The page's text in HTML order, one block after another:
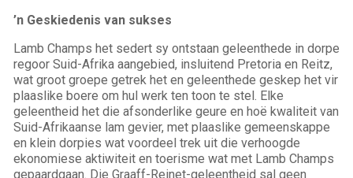
’n Geskiedenis van sukses
Lamb Champs het sedert sy ontstaan ​​geleenthede in dorpe
regoor Suid-Afrika aangebied, insluitend Pretoria en Reitz,
wat groot groepe getrek het en geleenthede geskep het vir
plaaslike boere om hul werk ten toon te stel. Elke
geleentheid het die afsonderlike geure en hoë kwaliteit van
Suid-Afrikaanse lam gevier, met plaaslike gemeenskappe
en klein dorpies wat voordeel trek uit die verhoogde
ekonomiese aktiwiteit en toerisme wat met Lamb Champs
gepaardgaan. Die Graaff-Reinet-geleentheid sal geen